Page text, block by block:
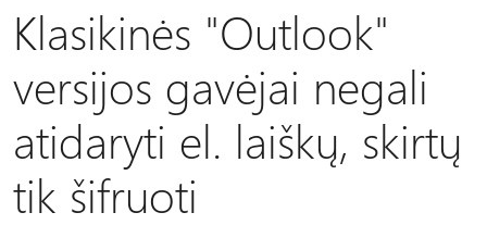
Klasikinės "Outlook"
versijos gavėjai negali
atidaryti el. laiškų, skirtų
tik šifruoti